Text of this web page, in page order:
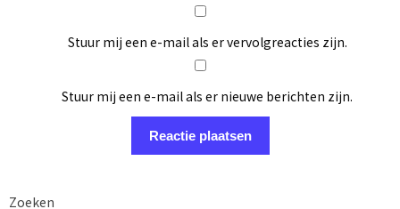
Stuur mij een e-mail als er vervolgreacties zijn.
Stuur mij een e-mail als er nieuwe berichten zijn.
Zoeken